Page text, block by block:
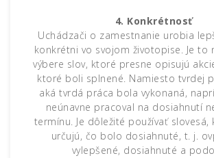
4. Konkrétnosť
Uchádzači o zamestnanie urobia
konkrétni vo svojom životopise. Je to
výbere slov, ktoré presne opisujú
ktoré boli splnené. Namiesto tvrdej
aká tvrdá práca bola vykonaná,
neúnavne pracoval na dosiahnutí
termínu. Je dôležité používať slovesá,
určujú, čo bolo dosiahnuté, t. j.
vylepšené, dosiahnuté a